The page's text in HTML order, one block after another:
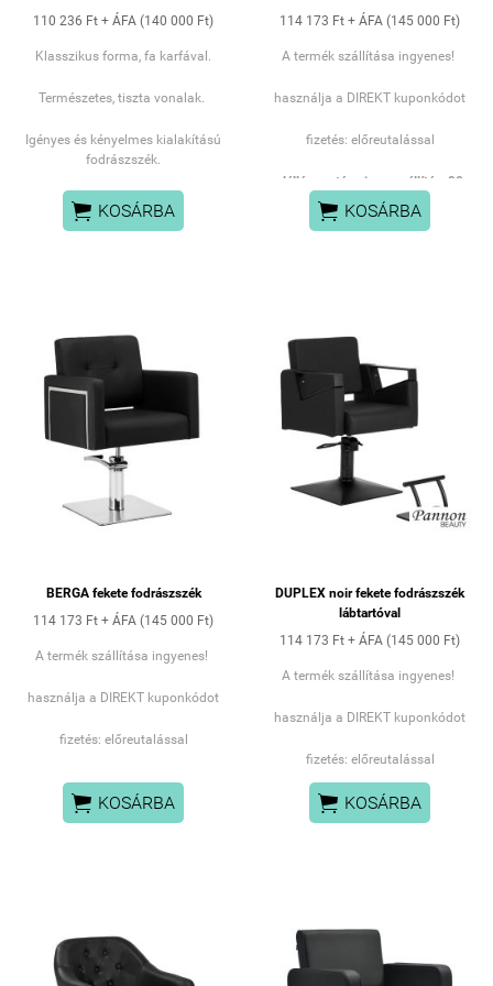
110 236 Ft + ÁFA (140 000 Ft)
Klasszikus forma, fa karfával.
Természetes, tiszta vonalak.
Igényes és kényelmes kialakítású
fodrászszék.
Remekül illik a természetes,
jungel hangulatú szalonokhoz és
 KOSÁRBA
114 173 Ft + ÁFA (145 000 Ft)
A termék szállítása ingyenes!
használja a DIREKT kuponkódot
fizetés: előreutalással
elállás esetén visszaszállítás: 90
EUR+ eredeti csomagolás
 KOSÁRBA
BERGA fekete fodrászszék
114 173 Ft + ÁFA (145 000 Ft)
A termék szállítása ingyenes!
használja a DIREKT kuponkódot
fizetés: előreutalással
 KOSÁRBA
DUPLEX noir fekete fodrászszék
lábtartóval
114 173 Ft + ÁFA (145 000 Ft)
A termék szállítása ingyenes!
használja a DIREKT kuponkódot
fizetés: előreutalással
 KOSÁRBA